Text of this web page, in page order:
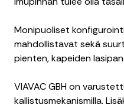
Monipuoliset
mahdollistavat sekä
pienten, kapeiden
VIAVAC GBH on
kallistusmekanismilla.